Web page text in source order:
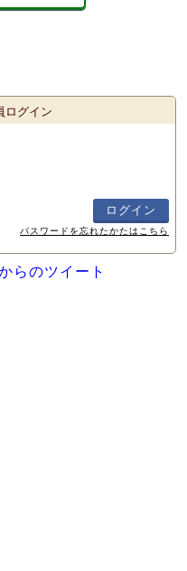
ログイン
パスワードを忘れたかたはこちら
らのツイート